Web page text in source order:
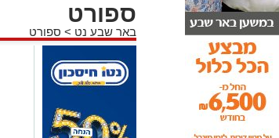
ספורט
באר שבע נט > ספורט